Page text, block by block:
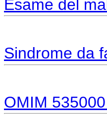
Esame del
Sindrome da
OMIM